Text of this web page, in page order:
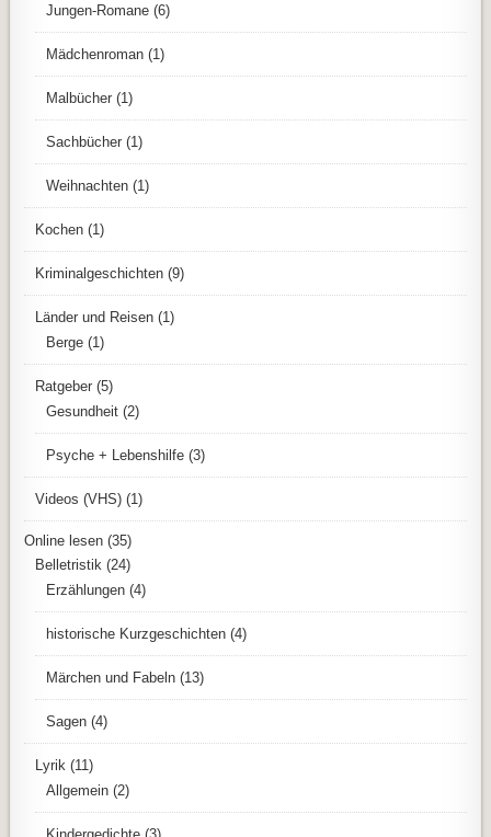
Jungen-Romane (6)
Mädchenroman (1)
Malbücher (1)
Sachbücher (1)
Weihnachten (1)
Kochen (1)
Kriminalgeschichten (9)
Länder und Reisen (1)
Berge (1)
Ratgeber (5)
Gesundheit (2)
Psyche + Lebenshilfe (3)
Videos (VHS) (1)
Online lesen (35)
Belletristik (24)
Erzählungen (4)
historische Kurzgeschichten (4)
Märchen und Fabeln (13)
Sagen (4)
Lyrik (11)
Allgemein (2)